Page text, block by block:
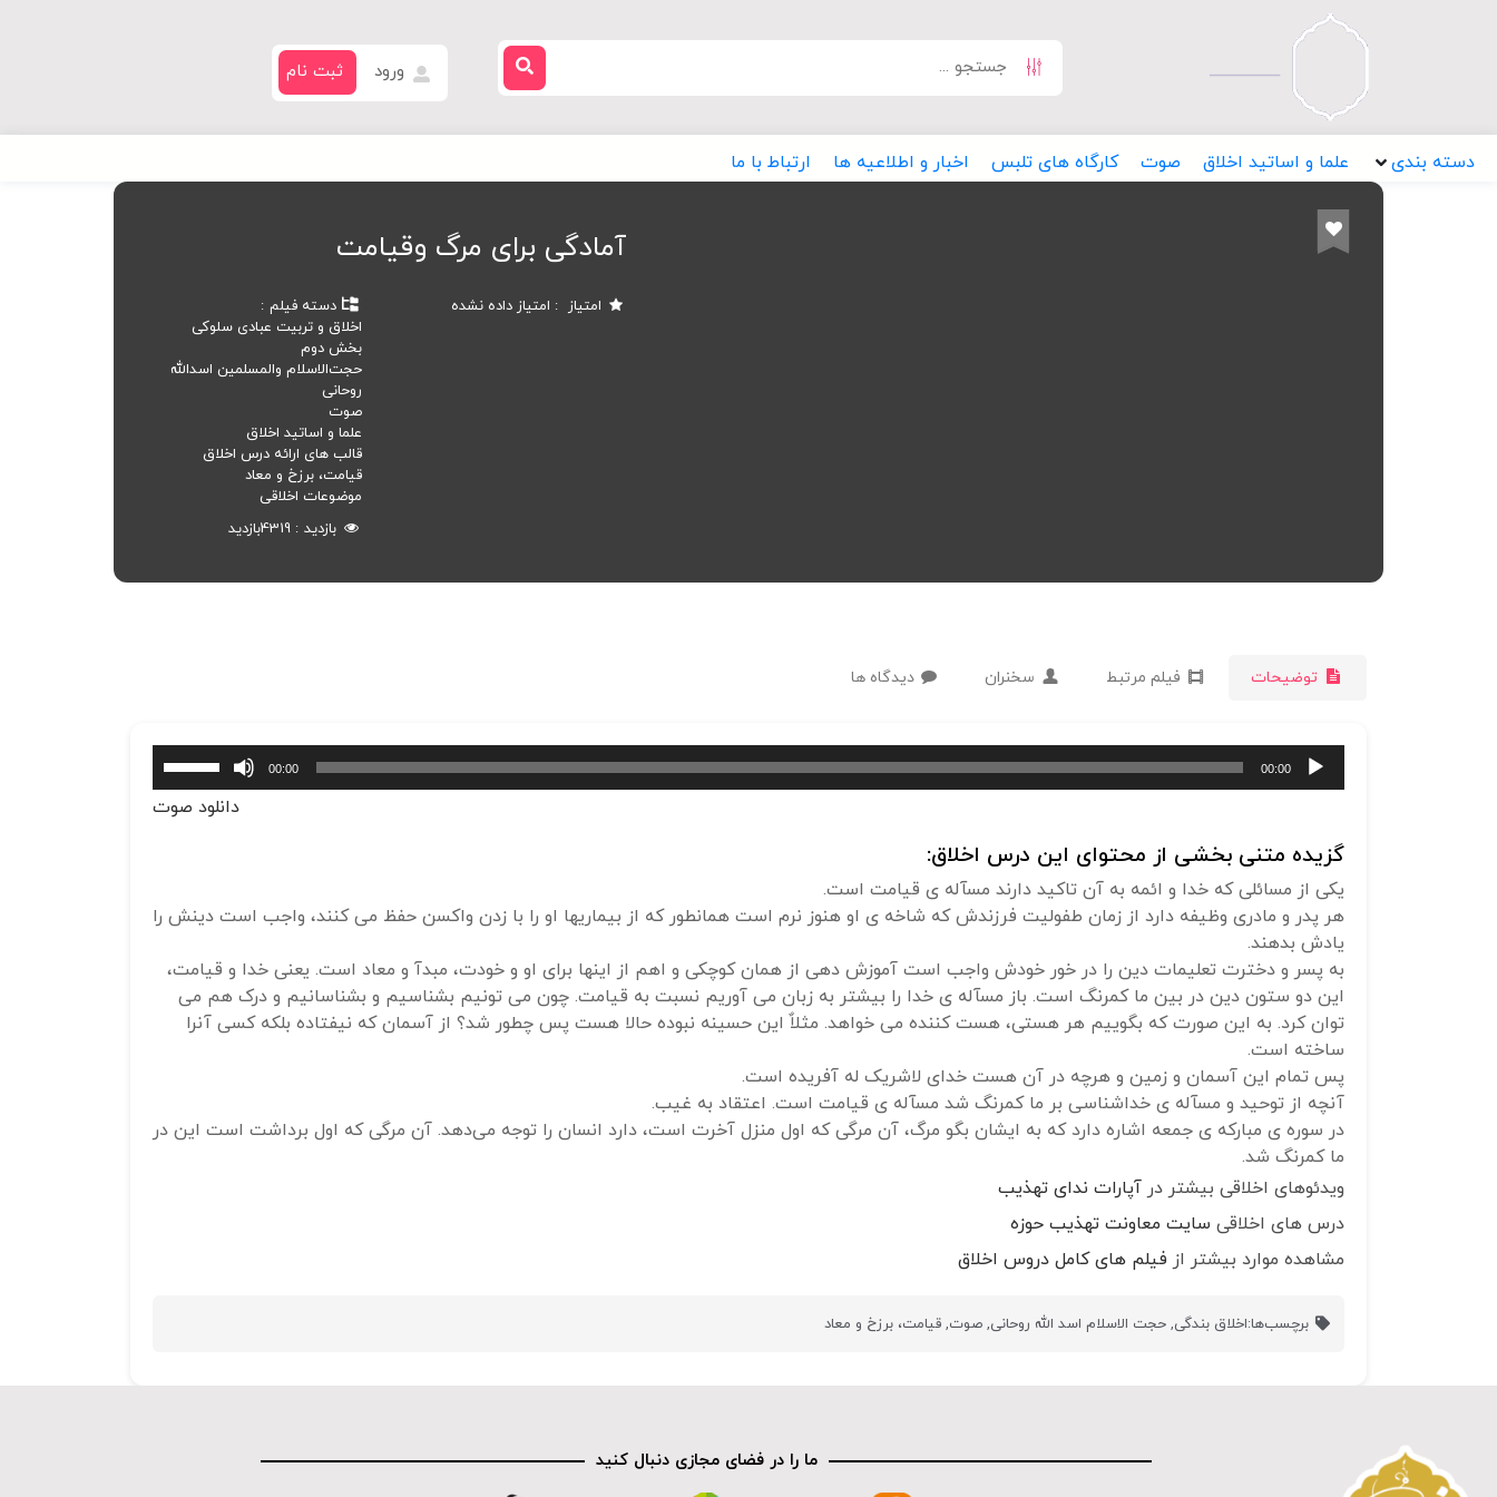
ورود ثبت نام
دسته بندی علما و اساتید اخلاق صوت کارگاه های تلبس اخبار و اطلاعیه ها ارتباط با ما
آمادگی برای مرگ وقیامت
امتیاز امتیاز داده نشده
دسته فیلم
اخلاق و تربیت عبادی سلوکی
بخش دوم
حجت‌الاسلام‌ والمسلمین اسدالله
روحانی
صوت
علما و اساتید اخلاق
قالب های ارائه درس اخلاق
قیامت، برزخ و معاد
موضوعات اخلاقی
بازدید
4319بازدید
توضیحات فیلم مرتبط سخنران دیدگاه ها
پخش‌کننده
صوت
00:00
00:00
یا
کلیدهای
دانلود صوت
گزیده متنی بخشی از محتوای این درس اخلاق:
یکی از مسائلی که خدا و ائمه به آن تاکید دارند مسآله ی قیامت است.
هر پدر و مادری وظیفه دارد از زمان طفولیت فرزندش که شاخه ی او هنوز نرم است همانطور که از بیماریها او را با زدن واکسن حفظ می کنند، واجب است دینش را
یادش بدهند.
به پسر و دخترت تعلیمات دین را در خور خودش واجب است آموزش دهی از همان کوچکی و اهم از اینها برای او و خودت، مبدآ و معاد است. یعنی خدا و قیامت،
این دو ستون دین در بین ما کمرنگ است. باز مسآله ی خدا را بیشتر به زبان می آوریم نسبت به قیامت. چون می تونیم بشناسیم و بشناسانیم و درک هم می
توان کرد. به این صورت که بگوییم هر هستی، هست کننده می خواهد. مثلاٌ این حسینه نبوده حالا هست پس چطور شد؟ از آسمان که نیفتاده بلکه کسی آنرا
ساخته است.
پس تمام این آسمان و زمین و هرچه در آن هست خدای لاشریک له آفریده است.
آنچه از توحید و مسآله ی خداشناسی بر ما کمرنگ شد مسآله ی قیامت است. اعتقاد به غیب.
در سوره ی مبارکه ی جمعه اشاره دارد که به ایشان بگو مرگ، آن مرگی که اول منزل آخرت است، دارد انسان را توجه می‌دهد. آن مرگی که اول برداشت است این در
ما کمرنگ شد.
ویدئوهای اخلاقی بیشتر در آپارات ندای تهذیب
درس های اخلاقی سایت معاونت تهذیب حوزه
مشاهده موارد بیشتر از فیلم های کامل دروس اخلاق
برچسب‌ها:اخلاق بندگی,حجت الاسلام اسد الله روحانی,صوت,قیامت، برزخ و معاد
ما را در فضای مجازی دنبال کنید